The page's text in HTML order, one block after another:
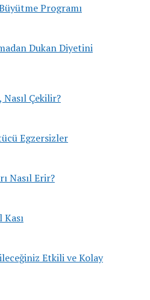
Programı
Dukan Diyetini
Nasıl Çekilir?
Egzersizler
Nasıl Erir?
Kası
Etkili ve Kolay